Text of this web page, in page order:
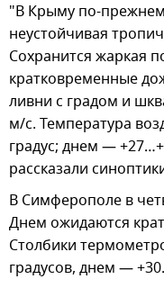
"В Крыму по-
неустойчивая
Сохранится жаркая
кратковременные
ливни с градом и
м/с. Температура
градус; днем —
рассказали
В Симферополе в
Днем ожидаются
Столбики
градусов, днем —